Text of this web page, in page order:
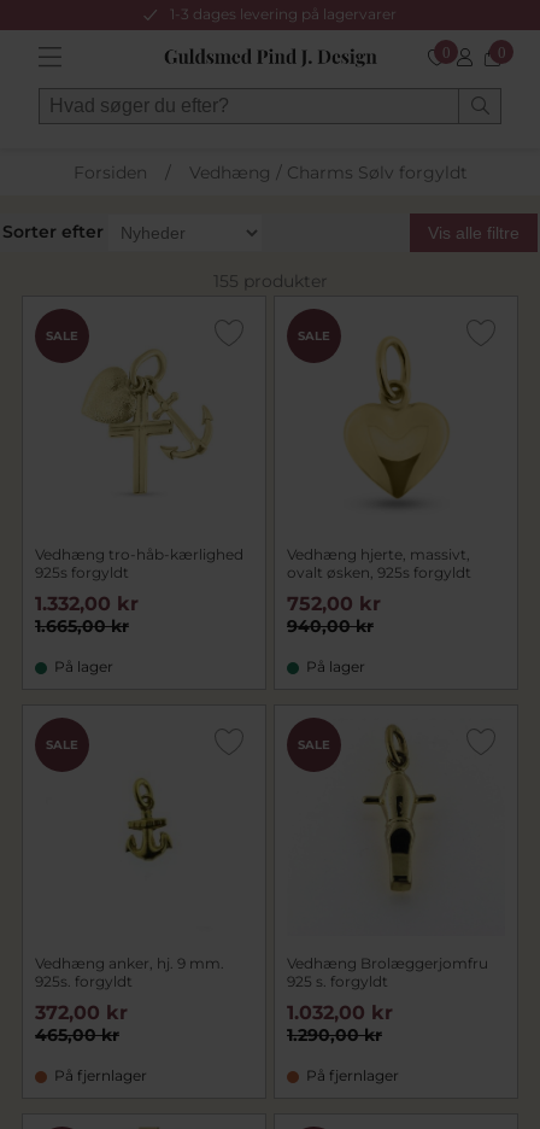
1-3 dages levering på lagervarer
0 0
Forsiden / Vedhæng / Charms Sølv forgyldt
Sorter efter Vis alle filtre
155 produkter
SALE
Vedhæng tro-håb-kærlighed
925s forgyldt
1.665,00 kr
1.332,00 kr
På lager
SALE
Vedhæng hjerte, massivt,
ovalt øsken, 925s forgyldt
940,00 kr
752,00 kr
På lager
SALE
Vedhæng anker, hj. 9 mm.
925s. forgyldt
465,00 kr
372,00 kr
På fjernlager
SALE
Vedhæng Brolæggerjomfru
925 s. forgyldt
1.290,00 kr
1.032,00 kr
På fjernlager